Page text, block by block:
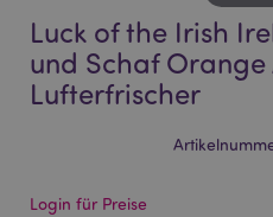
Luck of the Irish
und Schaf
Lufterfrischer
Login für Preise